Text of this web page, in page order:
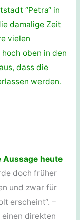
“Petra“ in
damalige Zeit
vielen
oben in den
dass die
werden.
Aussage heute
doch früher
und zwar für
erscheint“. –
einen direkten